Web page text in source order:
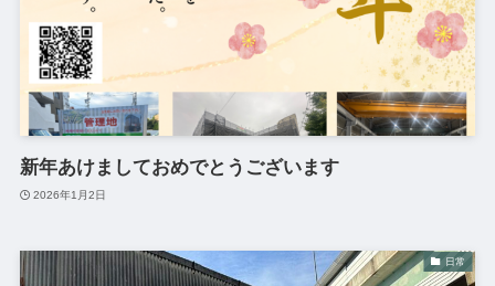
新年あけましておめでとうございます
2026年1月2日
日常